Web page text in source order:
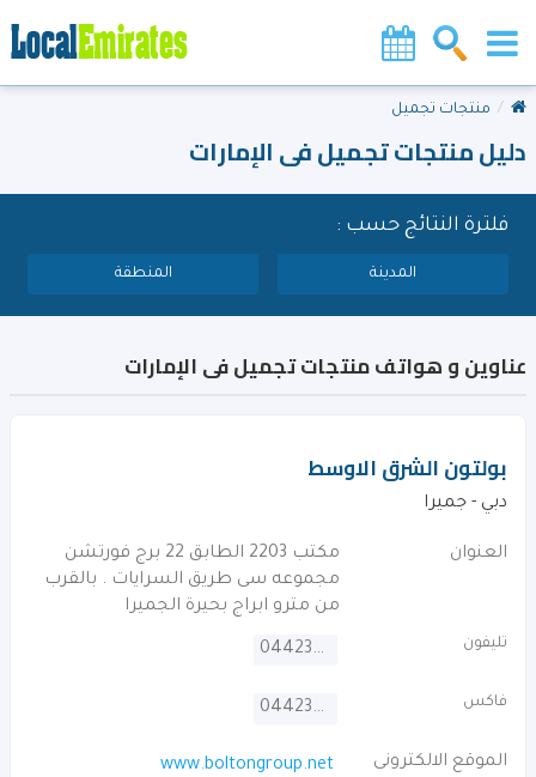
منتجات تجميل
دليل منتجات تجميل فى الإمارات
فلترة النتائج حسب :
المدينة المنطقة
عناوين و هواتف منتجات تجميل فى الإمارات
بولتون الشرق الاوسط
دبي - جميرا
العنوان
مكتب 2203 الطابق 22 برج فورتشن
مجموعه سى طريق السرايات . بالقرب
من مترو ابراج بحيرة الجميرا
تليفون 044230618
فاكس 044230635
الموقع الالكترونى www.boltongroup.net